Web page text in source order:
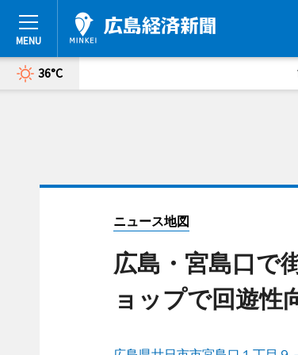
36°C
ニュース地図
広島・宮島口
ョップで回遊性